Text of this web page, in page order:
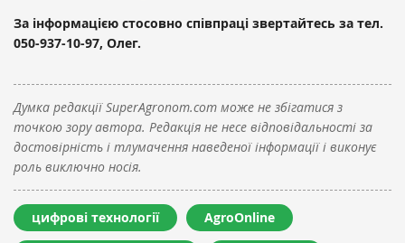
За інформацією стосовно співпраці звертайтесь за тел.
050-937-10-97, Олег.
Думка редакції SuperAgronom.com може не збігатися з
точкою зору автора. Редакція не несе відповідальності за
достовірність і тлумачення наведеної інформації і виконує
роль виключно носія.
цифрові технології AgroOnline